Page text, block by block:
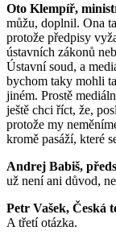
Oto Klempíř,
můžu, doplnil. Ona
protože předpisy
ústavních zákonů
Ústavní soud, a
bychom taky mohli
jiném. Prostě
ještě chci říct, že,
protože my
kromě pasáží, které
Andrej Babiš,
už není ani důvod,
Petr Vašek, Česká
A třetí otázka.